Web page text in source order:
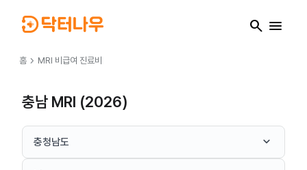
search menu
홈 chevron_right MRI 비급여 진료비
충남 MRI (2026)
충청남도 keyboard_arrow_down